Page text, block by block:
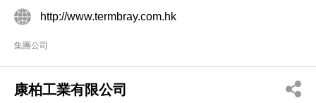
http://www.termbray.com.hk
集團公司
康柏工業有限公司